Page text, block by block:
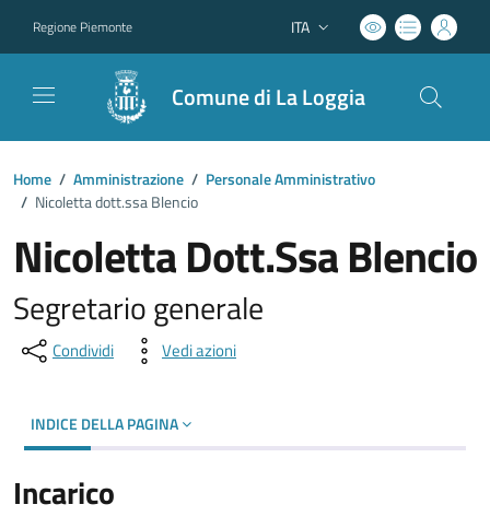
Regione Piemonte Lingua attiva:
ITA
Comune di La Loggia
Home / Amministrazione / Personale Amministrativo
/ Nicoletta dott.ssa Blencio
Nicoletta Dott.Ssa Blencio
Segretario generale
Condividi Vedi azioni
INDICE DELLA PAGINA
Incarico